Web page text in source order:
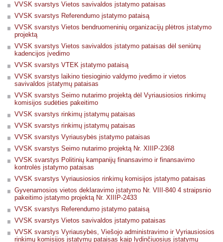
VVSK svarstys Vietos savivaldos įstatymo pataisas
VVSK svarstys Referendumo įstatymo pataisą
VVSK svarstys Vietos bendruomeninių organizacijų plėtros įstatymo
projektą
VVSK svarstys Vietos savivaldos įstatymo pataisas dėl seniūnų
kadencijos įvedimo
VVSK svarstys VTEK įstatymo pataisą
VVSK svarstys laikino tiesioginio valdymo įvedimo ir vietos
savivaldos įstatymų pataisas
VVSK svarstys Seimo nutarimo projektą dėl Vyriausiosios rinkimų
komisijos sudėties pakeitimo
VVSK svarstys rinkimų įstatymų pataisas
VVSK svarstys rinkimų įstatymų pataisas
VVSK svarstys Vyriausybės įstatymo pataisas
VVSK svarstys Seimo nutarimo projektą Nr. XIIIP-2368
VVSK svarstys Politinių kampanijų finansavimo ir finansavimo
kontrolės įstatymo pataisas
VVSK svarstys Vyriausiosios rinkimų komisijos įstatymo pataisas
Gyvenamosios vietos deklaravimo įstatymo Nr. VIII-840 4 straipsnio
pakeitimo įstatymo projektą Nr. XIIIP-2433
VVSK svarstys Referendumo įstatymo pataisą
VVSK svarstys Vietos savivaldos įstatymo pataisas
VVSK svarstys Vyriausybės, Viešojo administravimo ir Vyriausiosios
rinkimų komisijos įstatymų pataisas kaip lydinčiuosius įstatymų